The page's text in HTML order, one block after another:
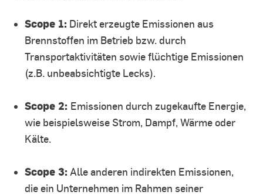
Scope 1: Direkt erzeugte Emissionen aus
Brennstoffen im Betrieb bzw. durch
Transportaktivitäten sowie flüchtige Emissionen
(z.B. unbeabsichtigte Lecks).
Scope 2: Emissionen durch zugekaufte Energie,
wie beispielsweise Strom, Dampf, Wärme oder
Kälte.
Scope 3: Alle anderen indirekten Emissionen,
die ein Unternehmen im Rahmen seiner